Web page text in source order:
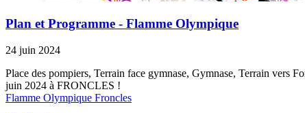
Plan et Programme - Flamme Olympique
24 juin 2024
Place des pompiers, Terrain face gymnase, Gymnase, Terrain vers
juin 2024 à FRONCLES !
Flamme Olympique Froncles